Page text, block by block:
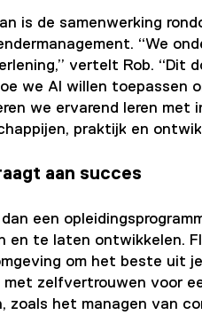
is de samenwerking
“We
vertelt Rob. “Dit
we AI willen toepassen
we ervarend leren met
praktijk en
aan succes
een
en te laten ontwikkelen.
om het beste uit
met zelfvertrouwen voor
zoals het managen van